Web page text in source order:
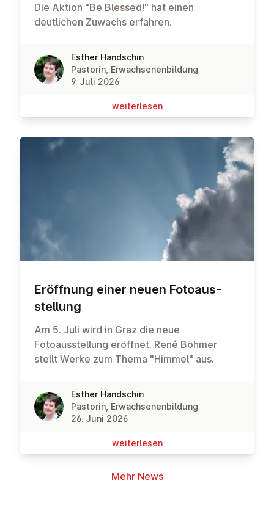
Die Aktion "Be Blessed!" hat einen
deutlichen Zuwachs erfahren.
Esther Handschin
Pastorin, Erwachsenenbildung
9. Juli 2026
wei­ter­le­sen
Eröffnung einer neuen Fo­to­aus­
stel­lung
Am 5. Juli wird in Graz die neue
Fotoausstellung eröffnet. René Böhmer
stellt Werke zum Thema "Himmel" aus.
Esther Handschin
Pastorin, Erwachsenenbildung
26. Juni 2026
wei­ter­le­sen
Mehr News